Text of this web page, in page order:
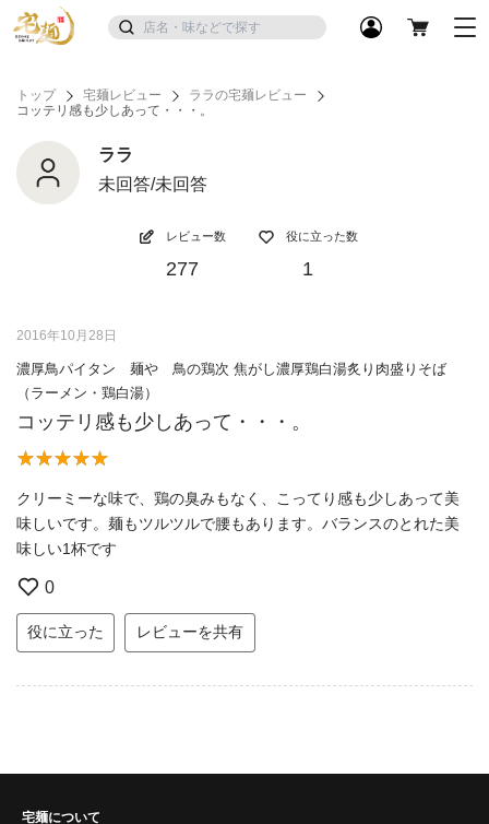
トップ 宅麺レビュー
ララの宅麺レビュー
コッテリ感も少しあって・・・。
ララ
未回答/未回答
レビュー数
277
役に立った数
1
2016年10月28日
濃厚鳥パイタン 麺や 鳥の鶏次 焦がし濃厚鶏白湯炙り肉盛りそば
（ラーメン・鶏白湯）
コッテリ感も少しあって・・・。
クリーミーな味で、鶏の臭みもなく、こってり感も少しあって美
味しいです。麺もツルツルで腰もあります。バランスのとれた美
味しい1杯です
0
役に立った レビューを共有
宅麺について